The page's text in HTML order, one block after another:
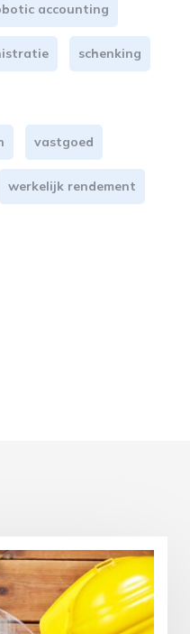
accounting
schenking
vastgoed
werkelijk rendement